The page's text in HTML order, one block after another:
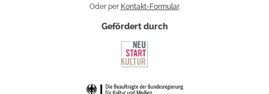
Oder per Kontakt-Formular.
Gefördert durch